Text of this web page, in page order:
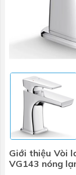
Giới thiệu Vòi
VG143 nóng